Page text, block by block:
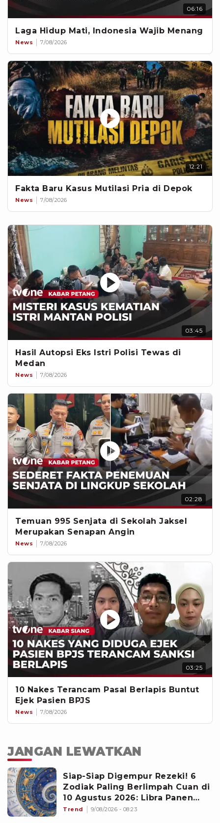
06:16
Laga Hidup Mati, Indonesia Wajib Menang
News 7/08/2026
12:21
Fakta Baru Kasus Mutilasi Pria di Depok
News 7/08/2026
03:45
Hasil Autopsi Eks Istri Polisi Tewas di
Medan
News 7/08/2026
02:28
Temuan 995 Senjata di Sekolah Jaksel
Merupakan Senapan Angin
News 7/08/2026
03:25
10 Nakes Terancam Pasal Berlapis Buntut
Ejek Pasien BPJS
News 7/08/2026
JANGAN LEWATKAN
Siap-Siap Digempur Rezeki! 6
Zodiak Paling Berlimpah Cuan di
10 Agustus 2026: Libra Panen
Proyek Emas
Trend 9/08/2026 - 08:23